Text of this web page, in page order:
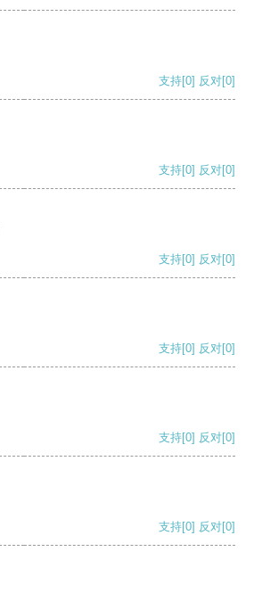
支持[0] 反对[0]
支持[0] 反对[0]
支持[0] 反对[0]
支持[0] 反对[0]
支持[0] 反对[0]
支持[0] 反对[0]